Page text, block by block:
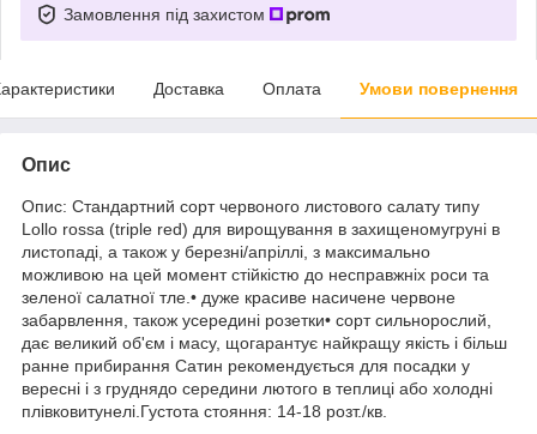
Замовлення під захистом
Доставка Оплата Умови повернення
Опис
Опис: Стандартний сорт червоного листового салату типу
Lollo rossa (triple red) для вирощування в захищеномугруні в
листопаді, а також у березні/апріллі, з максимально
можливою на цей момент стійкістю до несправжніх роси та
зеленої салатної тле.• дуже красиве насичене червоне
забарвлення, також усередині розетки• сорт сильнорослий,
дає великий об'єм і масу, щогарантує найкращу якість і більш
ранне прибирання Сатин рекомендується для посадки у
вересні і з груднядо середини лютого в теплиці або холодні
плівковитунелі.Густота стояння: 14-18 розт./кв.